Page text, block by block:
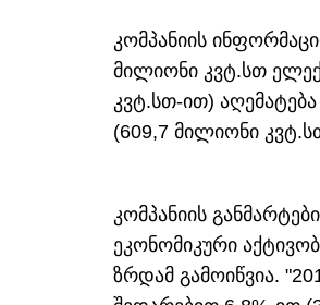
კომპანიის
მილიონი კვტ.სთ
კვტ.სთ-ით)
(609,7 მილიონი
კომპანიის
ეკონომიკური
ზრდამ გამოიწვია.